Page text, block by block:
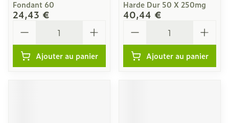
Fondant 60
24,43 €
Ajouter au panier
Harde Dur 50 X 250mg
40,44 €
Ajouter au panier